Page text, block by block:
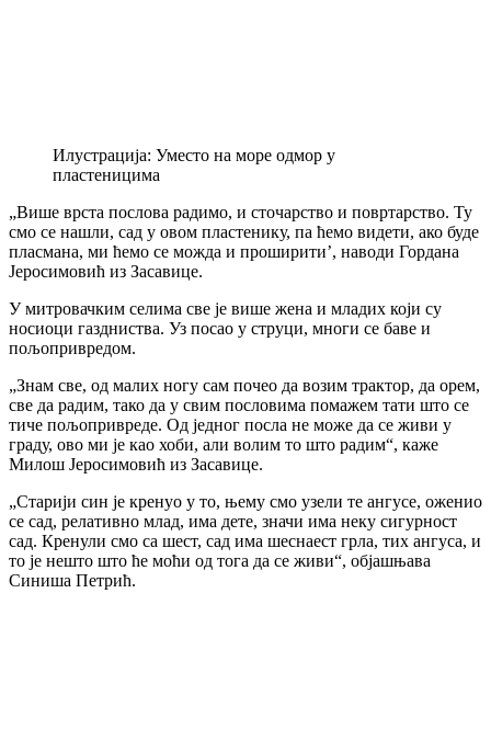
Илустрација: Уместо на море одмор у
пластеницима
„Више врста послова радимо, и сточарство и повртарство. Ту
смо се нашли, сад у овом пластенику, па ћемо видети, ако буде
пласмана, ми ћемо се можда и проширити’, наводи Гордана
Јеросимовић из Засавице.
У митровачким селима све је више жена и младих који су
носиоци газдниства. Уз посао у струци, многи се баве и
пољопривредом.
„Знам све, од малих ногу сам почео да возим трактор, да орем,
све да радим, тако да у свим пословима помажем тати што се
тиче пољопривреде. Од једног посла не може да се живи у
граду, ово ми је као хоби, али волим то што радим“, каже
Милош Јеросимовић из Засавице.
„Старији син је кренуо у то, њему смо узели те ангусе, оженио
се сад, релативно млад, има дете, значи има неку сигурност
сад. Кренули смо са шест, сад има шеснаест грла, тих ангуса, и
то је нешто што ће моћи од тога да се живи“, објашњава
Синиша Петрић.